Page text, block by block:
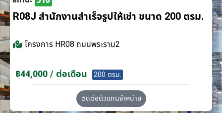
R08J สำนักงานสำเร็จรูปให้เช่า ขนาด 200 ตรม.
โครงการ HR08 ถนนพระราม2
฿44,000 / ต่อเดือน 200 ตรม.
ติดต่อตัวแทนจำหน่าย